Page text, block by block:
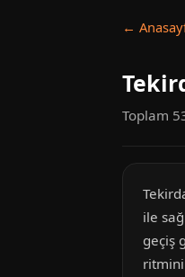
←
Toplam
ile
geçiş
ritmini